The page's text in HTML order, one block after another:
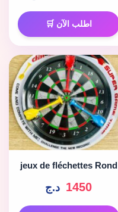
اطلب الآن 🛒
jeux de fléchettes Rond
1450 د.ج